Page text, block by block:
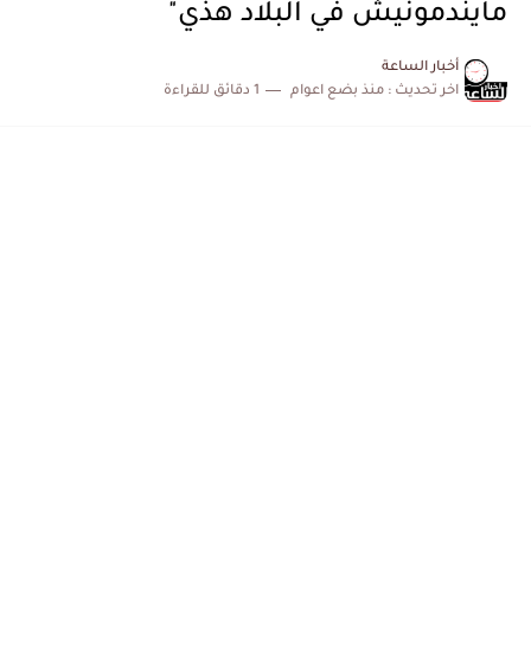
مايندمونيش في البلاد هذي"
أخبار الساعة
اخر تحديث : منذ بضع اعوام 1 دقائق للقراءة